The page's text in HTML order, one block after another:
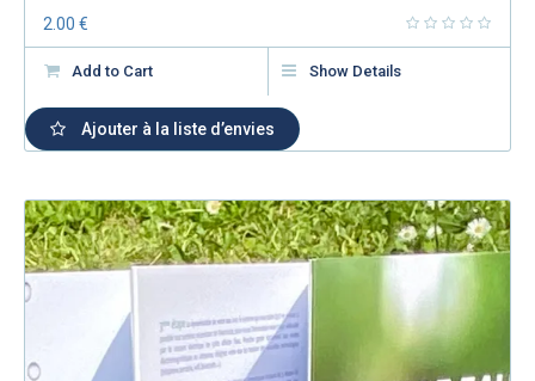
2.00€
Add to Cart Show Details
Ajouter à la liste d’envies